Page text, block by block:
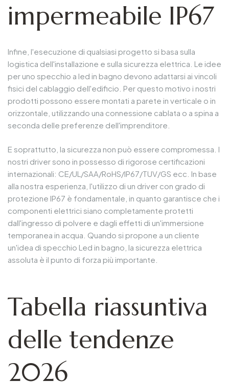
impermeabile IP67
Infine, l'esecuzione di qualsiasi progetto si basa sulla
logistica dell'installazione e sulla sicurezza elettrica. Le idee
per uno specchio a led in bagno devono adattarsi ai vincoli
fisici del cablaggio dell'edificio. Per questo motivo i nostri
prodotti possono essere montati a parete in verticale o in
orizzontale, utilizzando una connessione cablata o a spina a
seconda delle preferenze dell'imprenditore.
E soprattutto, la sicurezza non può essere compromessa. I
nostri driver sono in possesso di rigorose certificazioni
internazionali: CE/UL/SAA/RoHS/IP67/TUV/GS ecc. In base
alla nostra esperienza, l'utilizzo di un driver con grado di
protezione IP67 è fondamentale, in quanto garantisce che i
componenti elettrici siano completamente protetti
dall'ingresso di polvere e dagli effetti di un'immersione
temporanea in acqua. Quando si propone a un cliente
un'idea di specchio Led in bagno, la sicurezza elettrica
assoluta è il punto di forza più importante.
Tabella riassuntiva
delle tendenze
2026